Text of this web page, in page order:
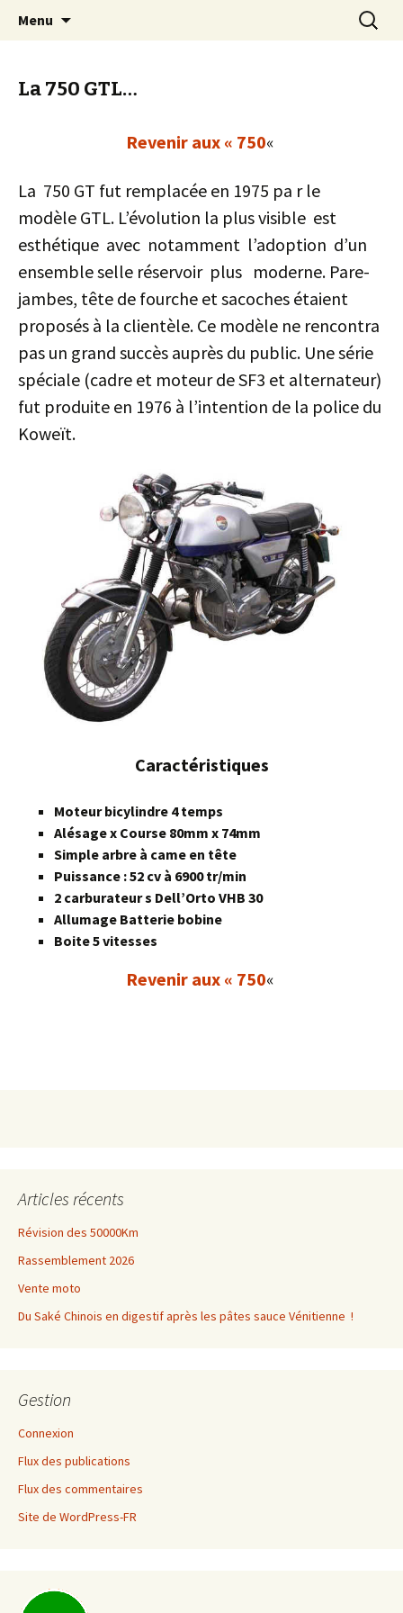
Laverda Club de France
Pour que vive une passion italienne
Menu
La 750 GTL…
Revenir aux « 750«
La 750 GT fut remplacée en 1975 pa r le
modèle GTL. L’évolution la plus visible est
esthétique avec notamment l’adoption d’un
ensemble selle réservoir plus moderne. Pare-
jambes, tête de fourche et sacoches étaient
proposés à la clientèle. Ce modèle ne rencontra
pas un grand succès auprès du public. Une série
spéciale (cadre et moteur de SF3 et alternateur)
fut produite en 1976 à l’intention de la police du
Koweït.
Caractéristiques
Moteur bicylindre 4 temps
Alésage x Course 80mm x 74mm
Simple arbre à came en tête
Puissance : 52 cv à 6900 tr/min
2 carburateur s Dell’Orto VHB 30
Allumage Batterie bobine
Boite 5 vitesses
Revenir aux « 750«
Articles récents
Révision des 50000Km
Rassemblement 2026
Vente moto
Du Saké Chinois en digestif après les pâtes sauce Vénitienne !
Gestion
Connexion
Flux des publications
Flux des commentaires
Site de WordPress-FR